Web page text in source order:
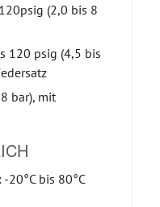
(2,0 bis 8
120 psig (4,5 bis
bar), mit
20°C bis 80°C